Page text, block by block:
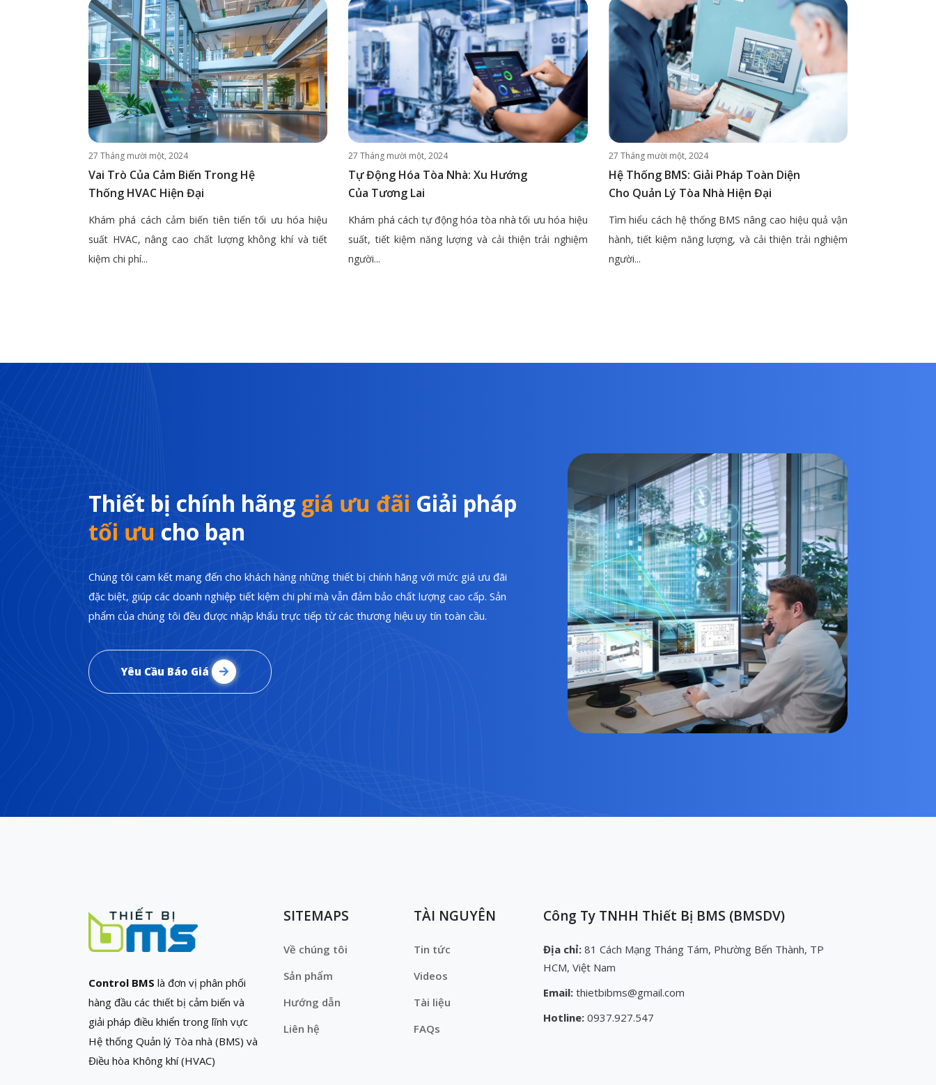
27 Tháng mười một, 2024
Vai Trò Của Cảm Biến Trong Hệ
Thống HVAC Hiện Đại
Khám phá cách cảm biến tiên tiến tối ưu hóa hiệu
suất HVAC, nâng cao chất lượng không khí và tiết
kiệm chi phí...
27 Tháng mười một, 2024
Tự Động Hóa Tòa Nhà: Xu Hướng
Của Tương Lai
Khám phá cách tự động hóa tòa nhà tối ưu hóa hiệu
suất, tiết kiệm năng lượng và cải thiện trải nghiệm
người...
27 Tháng mười một, 2024
Hệ Thống BMS: Giải Pháp Toàn Diện
Cho Quản Lý Tòa Nhà Hiện Đại
Tìm hiểu cách hệ thống BMS nâng cao hiệu quả vận
hành, tiết kiệm năng lượng, và cải thiện trải nghiệm
người...
Thiết bị chính hãng giá ưu đãi Giải pháp
tối ưu cho bạn
Chúng tôi cam kết mang đến cho khách hàng những thiết bị chính hãng với mức giá ưu đãi
đặc biệt, giúp các doanh nghiệp tiết kiệm chi phí mà vẫn đảm bảo chất lượng cao cấp. Sản
phẩm của chúng tôi đều được nhập khẩu trực tiếp từ các thương hiệu uy tín toàn cầu.
Yêu Cầu Báo Giá
Control BMS là đơn vị phân phối
hàng đầu các thiết bị cảm biến và
giải pháp điều khiển trong lĩnh vực
Hệ thống Quản lý Tòa nhà (BMS) và
Điều hòa Không khí (HVAC)
SITEMAPS
Về chúng tôi
Sản phẩm
Hướng dẫn
Liên hệ
TÀI NGUYÊN
Tin tức
Videos
Tài liệu
FAQs
Công Ty TNHH Thiết Bị BMS (BMSDV)
Địa chỉ: 81 Cách Mạng Tháng Tám, Phường Bến Thành, TP
HCM, Việt Nam
Email: thietbibms@gmail.com
Hotline: 0937.927.547